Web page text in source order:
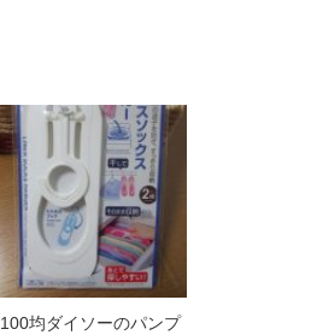
100均ダイソーのパンプ